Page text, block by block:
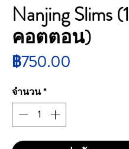
Nanjing Slims (1
คอตตอน)
฿750.00
จำนวน*